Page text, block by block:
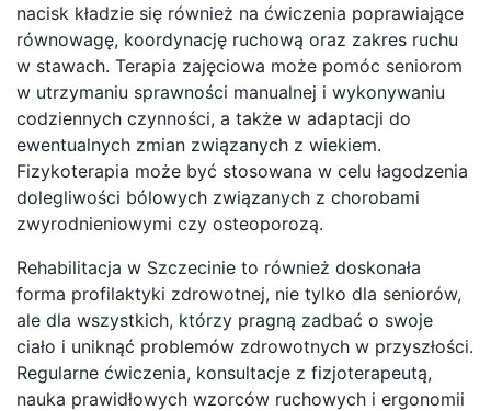
nacisk kładzie się również na ćwiczenia poprawiające
równowagę, koordynację ruchową oraz zakres ruchu
w stawach. Terapia zajęciowa może pomóc seniorom
w utrzymaniu sprawności manualnej i wykonywaniu
codziennych czynności, a także w adaptacji do
ewentualnych zmian związanych z wiekiem.
Fizykoterapia może być stosowana w celu łagodzenia
dolegliwości bólowych związanych z chorobami
zwyrodnieniowymi czy osteoporozą.
Rehabilitacja w Szczecinie to również doskonała
forma profilaktyki zdrowotnej, nie tylko dla seniorów,
ale dla wszystkich, którzy pragną zadbać o swoje
ciało i uniknąć problemów zdrowotnych w przyszłości.
Regularne ćwiczenia, konsultacje z fizjoterapeutą,
nauka prawidłowych wzorców ruchowych i ergonomii